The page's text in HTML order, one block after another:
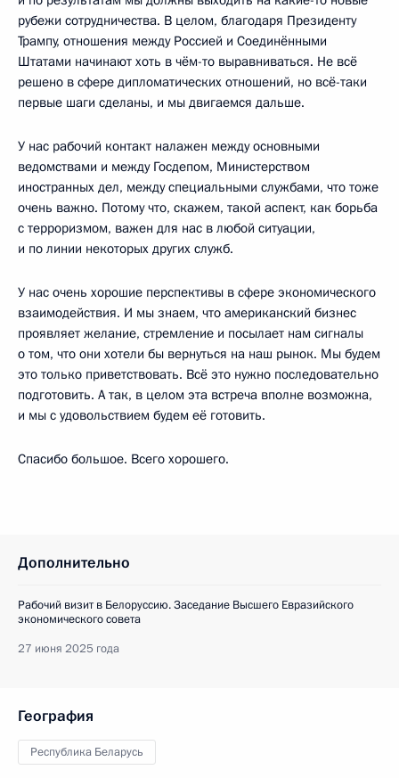
рубежи сотрудничества. В целом, благодаря Президенту
Трампу, отношения между Россией и Соединёнными
Штатами начинают хоть в чём-то выравниваться. Не всё
решено в сфере дипломатических отношений, но всё-таки
первые шаги сделаны, и мы двигаемся дальше.
У нас рабочий контакт налажен между основными
ведомствами и между Госдепом, Министерством
иностранных дел, между специальными службами, что тоже
очень важно. Потому что, скажем, такой аспект, как борьба
с терроризмом, важен для нас в любой ситуации,
и по линии некоторых других служб.
У нас очень хорошие перспективы в сфере экономического
взаимодействия. И мы знаем, что американский бизнес
проявляет желание, стремление и посылает нам сигналы
о том, что они хотели бы вернуться на наш рынок. Мы будем
это только приветствовать. Всё это нужно последовательно
подготовить. А так, в целом эта встреча вполне возможна,
и мы с удовольствием будем её готовить.
Спасибо большое. Всего хорошего.
Дополнительно
Рабочий визит в Белоруссию. Заседание Высшего Евразийского
экономического совета
27 июня 2025 года
География
Республика Беларусь